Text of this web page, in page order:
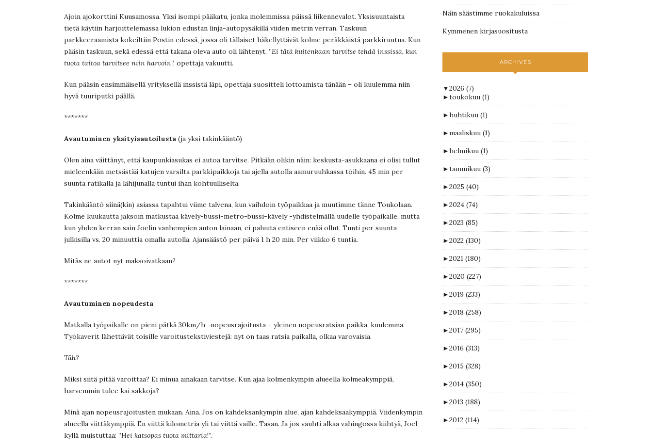
Ajoin ajokorttini Kuusamossa. Yksi isompi pääkatu, jonka molemmissa päissä liikennevalot. Yksisuuntaista
tietä käytiin harjoittelemassa lukion edustan linja-autopysäkillä viiden metrin verran. Taskuun
parkkeeraamista kokeiltiin Postin edessä, jossa oli tällaiset häkellyttävät kolme peräkkäistä parkkiruutua. Kun
pääsin taskuun, sekä edessä että takana oleva auto oli lähtenyt. ”Ei tätä kuitenkaan tarvitse tehdä inssissä, kun
tuota taitoa tarvitsee niin harvoin”, opettaja vakuutti.
Kun pääsin ensimmäisellä yrityksellä inssistä läpi, opettaja suositteli lottoamista tänään – oli kuulemma niin
hyvä tuuriputki päällä.
*******
Avautuminen yksityisautoilusta (ja yksi takinkääntö)
Olen aina väittänyt, että kaupunkiasukas ei autoa tarvitse. Pitkään olikin näin: keskusta-asukkaana ei olisi tullut
mieleenkään metsästää katujen varsilta parkkipaikkoja tai ajella autolla aamuruuhkassa töihin. 45 min per
suunta ratikalla ja lähijunalla tuntui ihan kohtuulliselta.
Takinkääntö siinä(kin) asiassa tapahtui viime talvena, kun vaihdoin työpaikkaa ja muutimme tänne Toukolaan.
Kolme kuukautta jaksoin matkustaa kävely-bussi-metro-bussi-kävely -yhdistelmällä uudelle työpaikalle, mutta
kun yhden kerran sain Joelin vanhempien auton lainaan, ei paluuta entiseen enää ollut. Tunti per suunta
julkisilla vs. 20 minuuttia omalla autolla. Ajansäästö per päivä 1 h 20 min. Per viikko 6 tuntia.
Mitäs ne autot nyt maksoivatkaan?
*******
Avautuminen nopeudesta
Matkalla työpaikalle on pieni pätkä 30km/h -nopeusrajoitusta – yleinen nopeusratsian paikka, kuulemma.
Työkaverit lähettävät toisille varoitustekstiviestejä: nyt on taas ratsia paikalla, olkaa varovaisia.
Täh?
Miksi siitä pitää varoittaa? Ei minua ainakaan tarvitse. Kun ajaa kolmenkympin alueella kolmeakymppiä,
harvemmin tulee kai sakkoja?
Minä ajan nopeusrajoitusten mukaan. Aina. Jos on kahdeksankympin alue, ajan kahdeksaakymppiä. Viidenkympin
alueella viittäkymppiä. En viittä kilometria yli tai viittä vaille. Tasan. Ja jos vauhti alkaa vahingossa kiihtyä, Joel
kyllä muistuttaa: ”Hei katsopas tuota mittaria!”.
Näin säästimme ruokakuluissa
Kymmenen kirjasuositusta
ARCHIVES
▼2026 (7)
►toukokuu (1)
►huhtikuu (1)
►maaliskuu (1)
►helmikuu (1)
►tammikuu (3)
►2025 (40)
►2024 (74)
►2023 (85)
►2022 (130)
►2021 (180)
►2020 (227)
►2019 (233)
►2018 (258)
►2017 (295)
►2016 (313)
►2015 (328)
►2014 (350)
►2013 (188)
►2012 (114)